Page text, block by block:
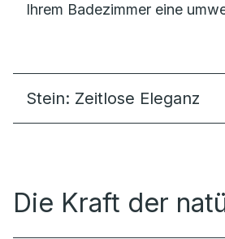
Ihrem Badezimmer eine
Stein: Zeitlose Eleganz
Die Kraft der